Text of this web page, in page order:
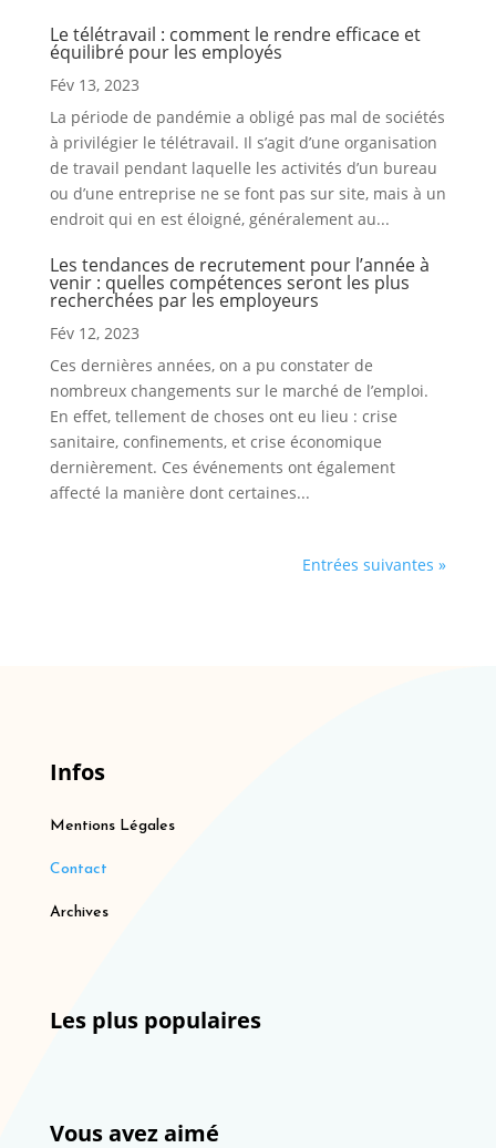
Le télétravail : comment le rendre efficace et
équilibré pour les employés
Fév 13, 2023
La période de pandémie a obligé pas mal de sociétés
à privilégier le télétravail. Il s’agit d’une organisation
de travail pendant laquelle les activités d’un bureau
ou d’une entreprise ne se font pas sur site, mais à un
endroit qui en est éloigné, généralement au...
Les tendances de recrutement pour l’année à
venir : quelles compétences seront les plus
recherchées par les employeurs
Fév 12, 2023
Ces dernières années, on a pu constater de
nombreux changements sur le marché de l’emploi.
En effet, tellement de choses ont eu lieu : crise
sanitaire, confinements, et crise économique
dernièrement. Ces événements ont également
affecté la manière dont certaines...
Entrées suivantes »
Infos
Mentions Légales
Contact
Archives
Les plus populaires
Vous avez aimé